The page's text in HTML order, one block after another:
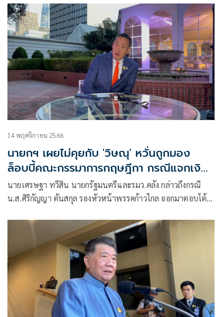
14 พฤศจิกายน 2566
นายกฯ เผยไม่คุยกับ 'วิษณุ' หวั่นถูกมอง
ล็อบบี้คณะกรรมาการกฤษฎีกา กรณีแจกเงิน
ดิจิทัล
นายเศรษฐา ทวีสิน นายกรัฐมนตรีและรมว.คลัง กล่าวถึงกรณี
น.ส.ศิริกัญญา ตันสกุล รองหัวหน้าพรรคก้าวไกล ออกมาตอบโต้